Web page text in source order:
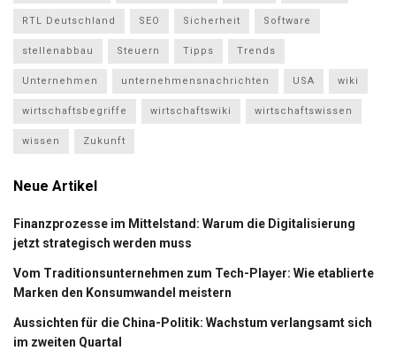
RTL Deutschland SEO Sicherheit Software
stellenabbau Steuern Tipps Trends
Unternehmen unternehmensnachrichten USA wiki
wirtschaftsbegriffe wirtschaftswiki wirtschaftswissen
wissen Zukunft
Neue Artikel
Finanzprozesse im Mittelstand: Warum die Digitalisierung
jetzt strategisch werden muss
Vom Traditionsunternehmen zum Tech-Player: Wie etablierte
Marken den Konsumwandel meistern
Aussichten für die China-Politik: Wachstum verlangsamt sich
im zweiten Quartal